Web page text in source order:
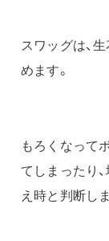
スワッグは、
めます。
もろくなって
てしまったり
え時と判断し